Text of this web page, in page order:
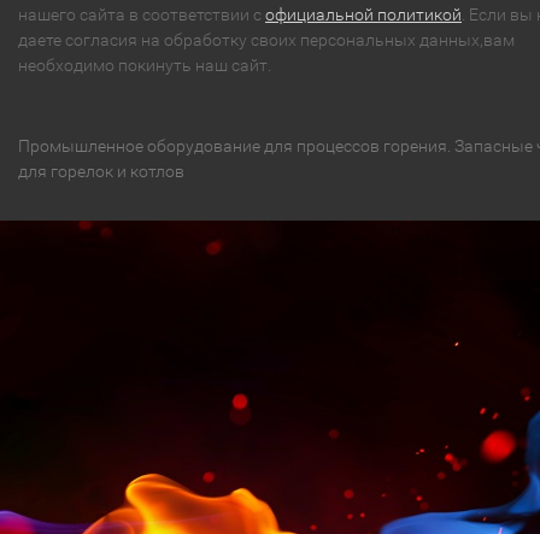
нашего сайта в соответствии софициальной политикой . Если вы
даете согласия на обработку своих персональных данных,вам
необходимо покинуть наш сайт.
Промышленное оборудование для процессов горения. Запасные
для горелок и котлов